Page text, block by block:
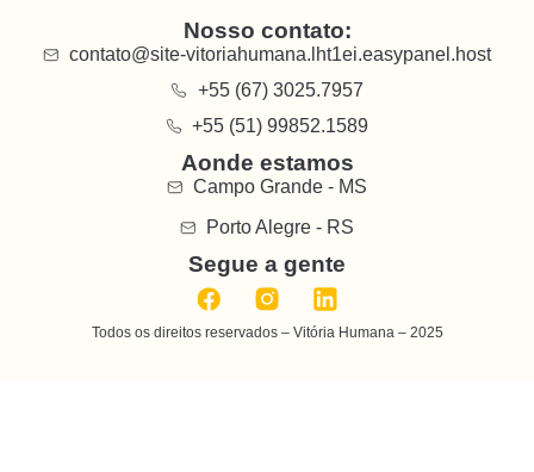
Nosso contato:
contato@site-vitoriahumana.lht1ei.easypanel.host
+55 (67) 3025.7957
+55 (51) 99852.1589
Aonde estamos
Campo Grande - MS
Porto Alegre - RS
Segue a gente
Todos os direitos reservados – Vitória Humana – 2025